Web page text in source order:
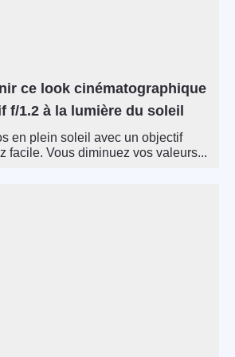
ce look cinématographique
f/1.2 à la lumière du soleil
en plein soleil avec un objectif
facile. Vous diminuez vos valeurs...